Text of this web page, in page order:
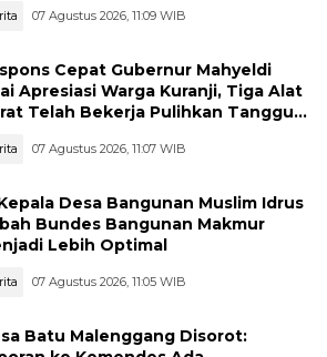
07 Agustus 2026, 11:09 WIB
Cepat Gubernur Mahyeldi
Apresiasi Warga Kuranji, Tiga Alat
Telah Bekerja Pulihkan Tanggul
07 Agustus 2026, 11:07 WIB
Desa Bangunan Muslim Idrus
Bundes Bangunan Makmur
Lebih Optimal
07 Agustus 2026, 11:05 WIB
Batu Malenggang Disorot: